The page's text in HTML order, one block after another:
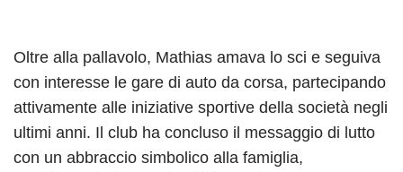
Oltre alla pallavolo, Mathias amava lo sci e seguiva
con interesse le gare di auto da corsa, partecipando
attivamente alle iniziative sportive della società negli
ultimi anni. Il club ha concluso il messaggio di lutto
con un abbraccio simbolico alla famiglia,